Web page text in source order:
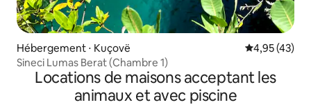
Hébergement ⋅ Kuçovë Évaluation
4,95 (43)
Sineci Lumas Berat (Chambre 1)
Locations de maisons acceptant les
animaux et avec piscine